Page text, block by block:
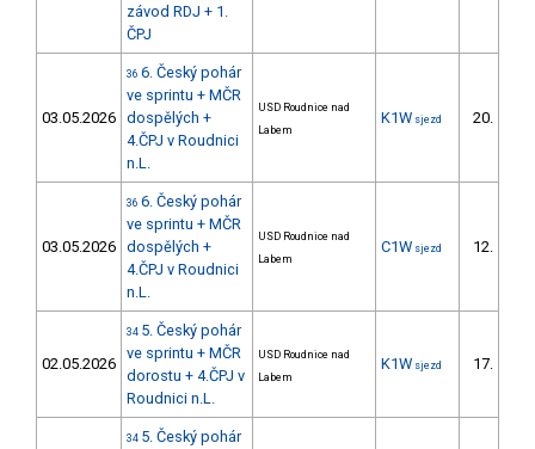
závod RDJ + 1.
ČPJ
03.05.2026
36 6. Český pohár
ve sprintu + MČR
dospělých +
4.ČPJ v Roudnici
n.L.
USD Roudnice nad
Labem
K1W sjezd 20.
03.05.2026
36 6. Český pohár
ve sprintu + MČR
dospělých +
4.ČPJ v Roudnici
n.L.
USD Roudnice nad
Labem
C1W sjezd 12.
02.05.2026
34 5. Český pohár
ve sprintu + MČR
dorostu + 4.ČPJ v
Roudnici n.L.
USD Roudnice nad
Labem
K1W sjezd 17.
34 5. Český pohár